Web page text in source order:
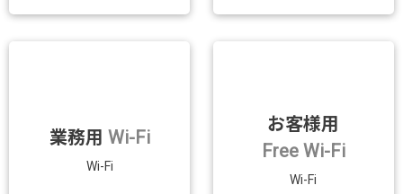
業務用 Wi-Fi
Wi-Fi
お客様用
Free Wi-Fi
Wi-Fi